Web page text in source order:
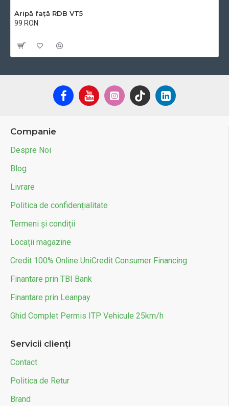
Aripă față RDB VT5
99 RON
Companie
Despre Noi
Blog
Livrare
Politica de confidențialitate
Termeni și condiții
Locații magazine
Credit 100% Online UniCredit Consumer Financing
Finantare prin TBI Bank
Finantare prin Leanpay
Ghid Complet Permis ITP Vehicule 25km/h
Servicii clienți
Contact
Politica de Retur
Brand